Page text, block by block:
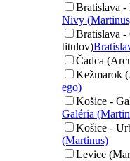
Bratislava
Nivy
Bratislava -
titulov)
Čadca
Kežmarok
ego)
Košice -
Galéria
Košice -
(Martinus)
Levice